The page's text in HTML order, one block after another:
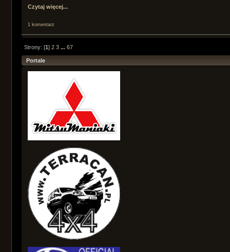
Portale
Czytaj więcej...
1 komentarz
Strony: [1]2 3 ...67